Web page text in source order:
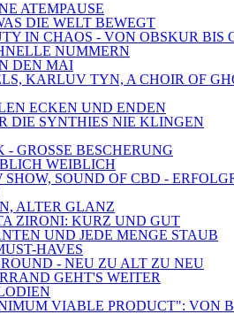
ATEMPAUSE
DIE WELT BEWEGT
IN CHAOS - VON OBSKUR BIS
NUMMERN
DEN MAI
KARLUV TYN, A CHOIR OF
ECKEN UND ENDEN
DIE SYNTHIES NIE KLINGEN
GROSSE BESCHERUNG
WEIBLICH
SOUND OF CBD -
ALTER GLANZ
ZIRONI: KURZ UND GUT
UND JEDE MENGE STAUB
HAVES
- NEU ZU ALT ZU NEU
GEHT'S WEITER
VIABLE PRODUCT": VON